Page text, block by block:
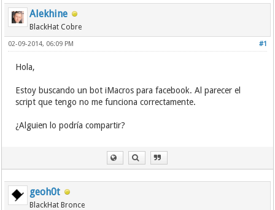
Alekhine
BlackHat Cobre
#1
02-09-2014, 06:09 PM
Hola,
Estoy buscando un bot iMacros para facebook. Al parecer el
script que tengo no me funciona correctamente.
¿Alguien lo podría compartir?
geoh0t
BlackHat Bronce